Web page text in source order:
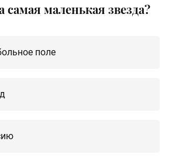
самая маленькая звезда?
поле